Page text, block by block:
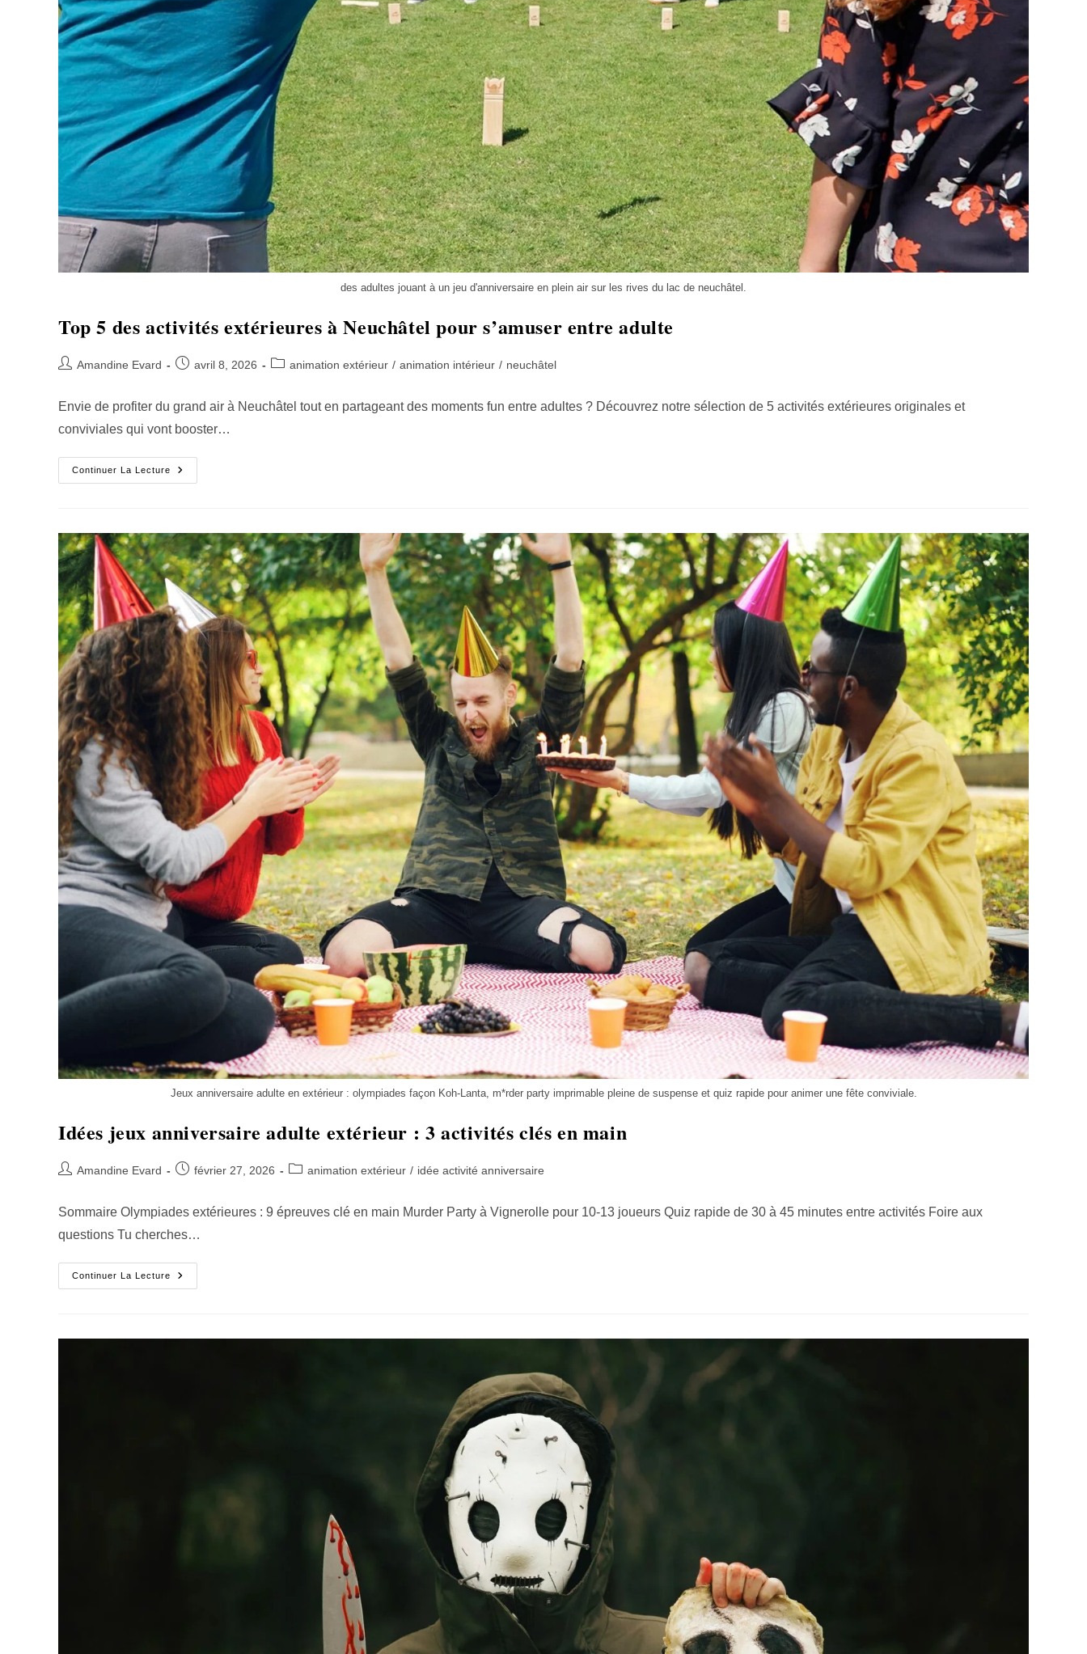
des adultes jouant à un jeu d'anniversaire en plein air sur les rives du lac de neuchâtel.
Top 5 des activités extérieures à Neuchâtel pour s’amuser entre adulte
Amandine Evard avril 8, 2026 animation extérieur / animation intérieur / neuchâtel
Envie de profiter du grand air à Neuchâtel tout en partageant des moments fun entre adultes ? Découvrez notre sélection de 5 activités extérieures originales et
conviviales qui vont booster…
Continuer La Lecture
Jeux anniversaire adulte en extérieur : olympiades façon Koh-Lanta, m*rder party imprimable pleine de suspense et quiz rapide pour animer une fête conviviale.
Idées jeux anniversaire adulte extérieur : 3 activités clés en main
Amandine Evard février 27, 2026 animation extérieur / idée activité anniversaire
Sommaire Olympiades extérieures : 9 épreuves clé en main Murder Party à Vignerolle pour 10-13 joueurs Quiz rapide de 30 à 45 minutes entre activités Foire aux
questions Tu cherches…
Continuer La Lecture